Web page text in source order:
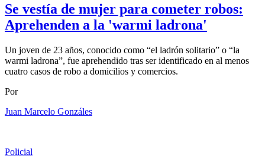
Se vestía de mujer para cometer robos:
Aprehenden a la 'warmi ladrona'
Un joven de 23 años, conocido como “el ladrón solitario” o “la
warmi ladrona”, fue aprehendido tras ser identificado en al menos
cuatro casos de robo a domicilios y comercios.
Por
Juan Marcelo Gonzáles
Policial